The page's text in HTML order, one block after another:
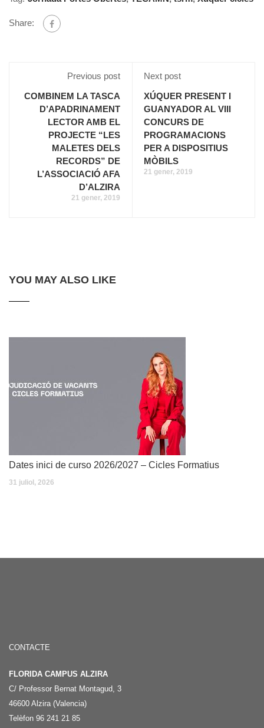
Share:
Previous post
COMBINEM LA TASCA
D’APADRINAMENT
LECTOR AMB EL
PROJECTE “LES
MALETES DELS
RECORDS” DE
L’ASSOCIACIÓ AFA
D’ALZIRA
21 gener, 2019
Next post
XÚQUER PRESENT I
GUANYADOR AL VIII
CONCURS DE
PROGRAMACIONS
PER A DISPOSITIUS
MÒBILS
21 gener, 2019
YOU MAY ALSO LIKE
Dates inici de curso 2026/2027 – Cicles Formatius
31 juliol, 2026
CONTACTE
FLORIDA CAMPUS ALZIRA
C/ Professor Bernat Montagud, 3
46600 Alzira (Valencia)
Telèfon 96 241 21 85